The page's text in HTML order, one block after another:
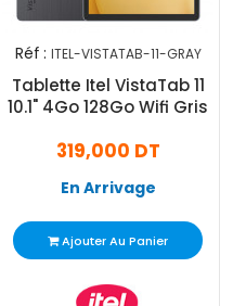
Réf : ITEL-VISTATAB-11-GRAY
Tablette Itel VistaTab 11
10.1" 4Go 128Go Wifi Gris
319,000 DT
En Arrivage
Ajouter Au Panier